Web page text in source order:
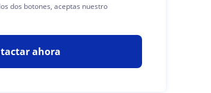
dos botones, aceptas nuestro
ahora